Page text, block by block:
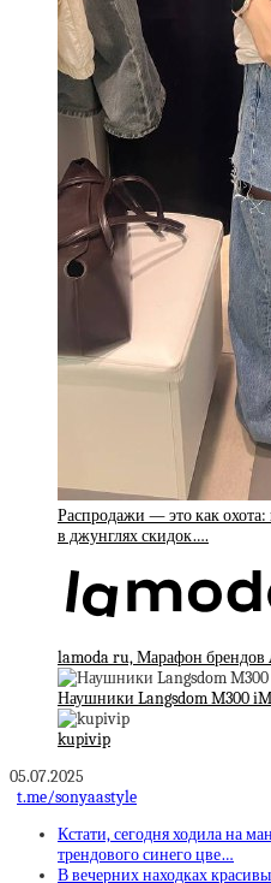
Распродажи — это как охота:
в джунглях скидок….
lamoda ru, Марафон брендов
Наушники Langsdom M300
kupivip
05.07.2025
t.me/sonyaastyle
Кстати, сегодня ходила на
трендового синего цве…
В вечерних находках